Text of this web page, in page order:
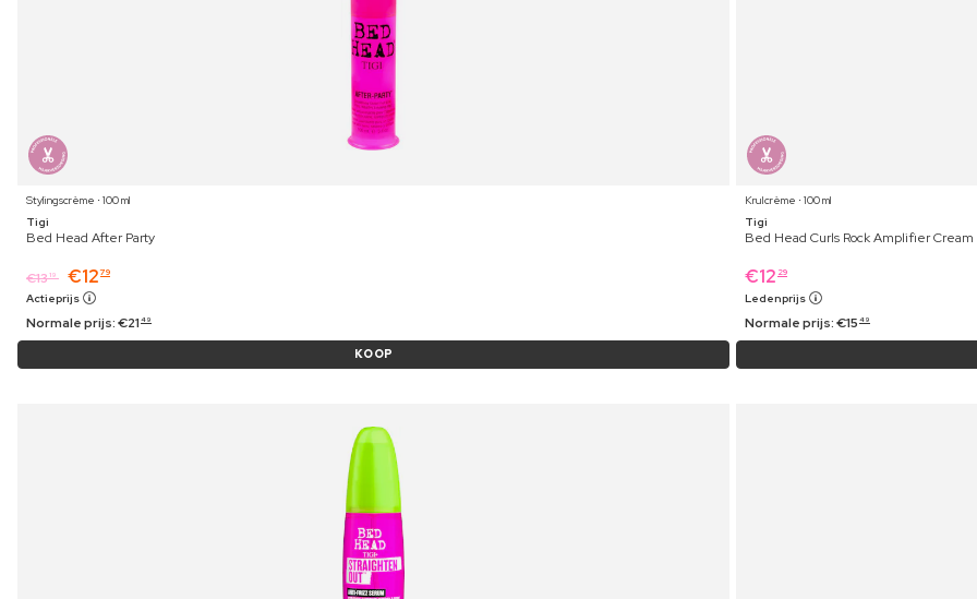
Stylingscrème ⋅ 100 ml
Tigi
Bed Head After Party
€1319 €12 79
Actieprijs
Normale prijs:€21 49
KOOP
Krulcrème ⋅ 100 ml
Tigi
Bed Head Curls Rock Amplifier Cream
€12 29
Ledenprijs
Normale prijs:€15 49